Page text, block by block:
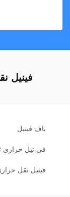
فينيل
باف فينيل
في نيل حراري
فينيل نقل